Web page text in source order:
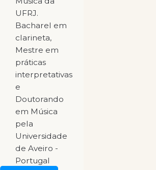
UFRJ.
Bacharel em
clarineta,
Mestre em
práticas
interpretativas
e
Doutorando
em Música
pela
Universidade
de Aveiro -
Portugal